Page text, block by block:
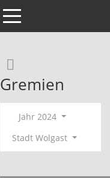
Toggle navigation
Gremien
Jahr 2024
Stadt Wolgast